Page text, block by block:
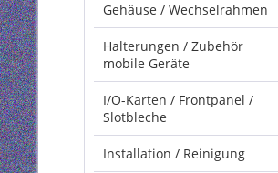
Gehäuse / Wechselrahmen
Halterungen / Zubehör
mobile Geräte
I/O-Karten / Frontpanel /
Slotbleche
Installation / Reinigung